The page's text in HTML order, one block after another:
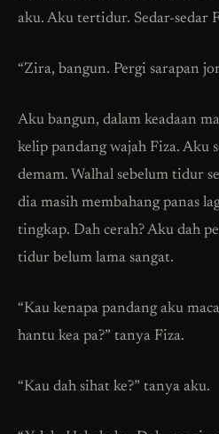
aku. Aku tertidur. Sedar-sedar
“Zira, bangun. Pergi sarapan
Aku bangun, dalam keadaan
kelip pandang wajah Fiza. Aku
demam. Walhal sebelum tidur
dia masih membahang panas
tingkap. Dah cerah? Aku dah
tidur belum lama sangat.
“Kau kenapa pandang aku
hantu kea pa?” tanya Fiza.
“Kau dah sihat ke?” tanya aku.